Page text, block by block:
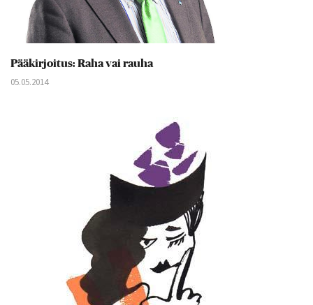
Pääkirjoitus: Raha vai rauha
05.05.2014